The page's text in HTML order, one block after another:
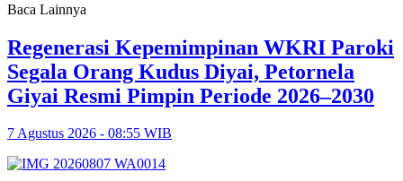
Baca Lainnya
Regenerasi Kepemimpinan WKRI Paroki
Segala Orang Kudus Diyai, Petornela
Giyai Resmi Pimpin Periode 2026–2030
7 Agustus 2026 - 08:55 WIB